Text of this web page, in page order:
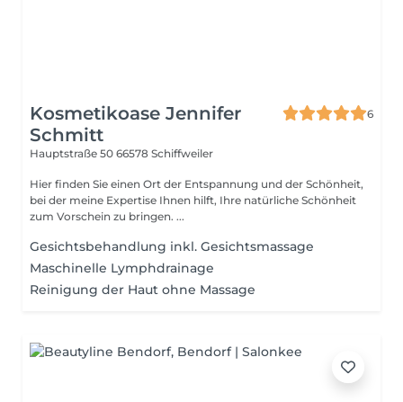
Kosmetikoase Jennifer
Schmitt
6
Hauptstraße 50 66578 Schiffweiler
Hier finden Sie einen Ort der Entspannung und der Schönheit,
bei der meine Expertise Ihnen hilft, Ihre natürliche Schönheit
zum Vorschein zu bringen. ...
Gesichtsbehandlung inkl. Gesichtsmassage
Maschinelle Lymphdrainage
Reinigung der Haut ohne Massage